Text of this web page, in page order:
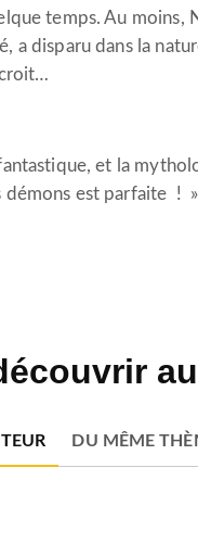
temps. Au moins,
a disparu dans la
croit…
et la
démons est parfaite !
DU MÊME